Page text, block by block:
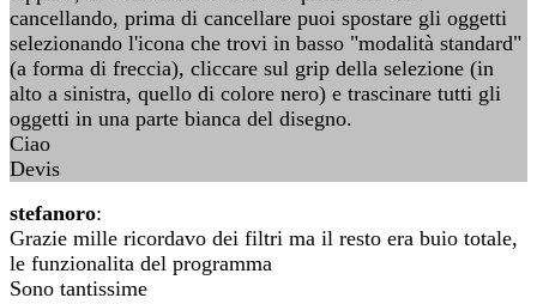
cancellando, prima di cancellare puoi spostare gli oggetti
selezionando l'icona che trovi in basso "modalità standard"
(a forma di freccia), cliccare sul grip della selezione (in
alto a sinistra, quello di colore nero) e trascinare tutti gli
oggetti in una parte bianca del disegno.
Ciao
Devis
stefanoro:
Grazie mille ricordavo dei filtri ma il resto era buio totale,
le funzionalita del programma
Sono tantissime